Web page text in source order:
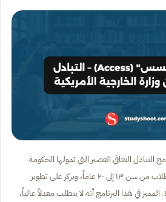
التبادل الثقافي القصير التي تمولها الحكومة
الأمريكية بالكامل. يستهدف الطلاب من سن ١٣ إلى ٢٠ عاماً، ويركز على تطوير
المميز في هذا البرنامج أنه لا يتطلب معدلاً عالياً،